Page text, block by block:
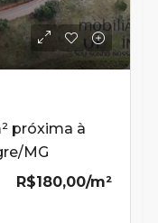
próxima à
MG
R$180,00/m²